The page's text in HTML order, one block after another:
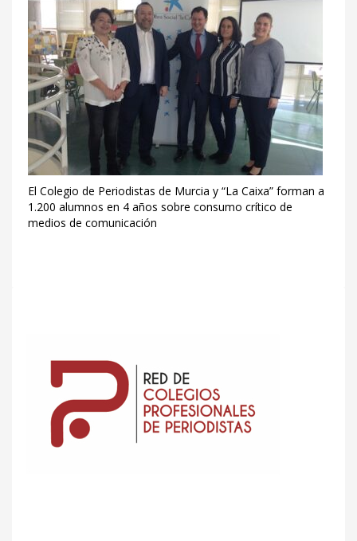
El Colegio de Periodistas de Murcia y “La Caixa” forman a
1.200 alumnos en 4 años sobre consumo crítico de
medios de comunicación